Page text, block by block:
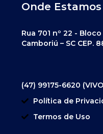
Onde Estamos
Rua 701 nº 22 -
Camboriú – SC CEP.
(47) 99175-6620
Política de
Termos de Uso